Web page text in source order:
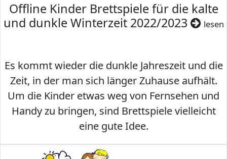
Offline Kinder Brettspiele für die kalte
und dunkle Winterzeit 2022/2023
lesen
Es kommt wieder die dunkle Jahreszeit und die
Zeit, in der man sich länger Zuhause aufhält.
Um die Kinder etwas weg von Fernsehen und
Handy zu bringen, sind Brettspiele vielleicht
eine gute Idee.